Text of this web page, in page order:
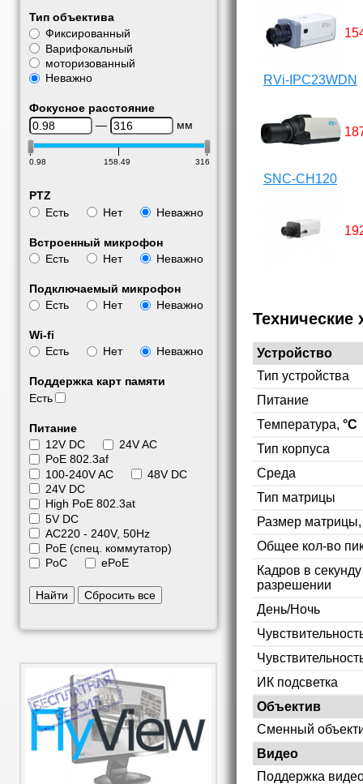
Тип объектива
Фиксированный
Варифокальный
моторизованный
Неважно
Фокусное расстояние
—
мм
0.98 158.49 316
PTZ
Есть
Нет Неважно
Встроенный микрофон
Есть
Нет Неважно
Подключаемый микрофон
Есть
Нет Неважно
Wi-fi
Есть
Нет Неважно
Поддержка карт памяти
Есть
Питание
12V DC
24V AC
PoE 802.3af
100-240V AC
48V DC
24V DC
High PoE 802.3at
5V DC
АС220 - 240V, 50Hz
PoE (спец. коммутатор)
PoC
ePoE
Найти Сбросить все
RVi-IPC23WDN
SNC-CH120
Технические
Устройство
Тип устройства
Питание
Температура, °C
Тип корпуса
Среда
Тип матрицы
Размер
Общее кол-во
Кадров в
разрешении
День/Ночь
ИК подсветка
Объектив
Сменный
Видео
Поддержка